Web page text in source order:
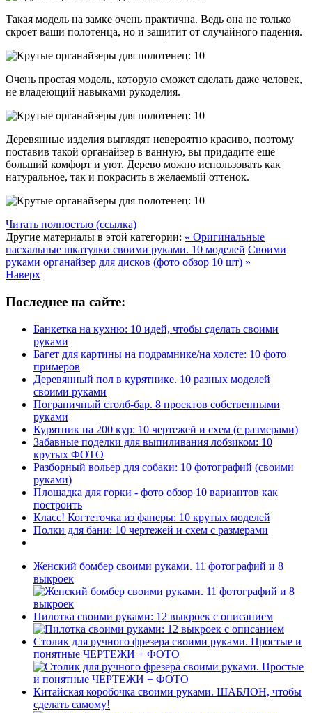
Такая модель на замке очень практична. Ведь она не только
скроет ваши полотенца, но и защитит от случайного падения.
Очень простая модель, которую сможет сделать даже человек,
не владеющий навыками рукоделия.
Деревянные изделия выглядят невероятно красиво, поэтому
поставив такой органайзер в ванную, вы придадите ещё
больший комфорт и уют. Дерево можно использовать как
натуральное, так и покрасить в желаемый оттенок.
Читать полностью (ссылка)
Другие материалы в этой категории: « Оригинальные
пасхальные шкатулки своими руками. 10 моделей Своими
руками органайзер для дисков (фото обзор 10 шт) »
Наверх
Последнее на сайте:
Банкетка на кухню: 10 идей, чтобы сделать своими
руками
Багет для картины на подрамнике/на холсте: 10 фото
примеров
Деревянный пол в курятнике. 10 разных моделей
своими руками
Пограничный столб-бар. 8 проектов собственными
руками
Курятник на 200 кур: 10 чертежей и схем (с размерами)
Забавные поделки для выпиливания лобзиком: 10
крутых ФОТО
Разборный вольер для собаки: 10 фотографий (своими
руками)
Площадка для горки - фото обзор 10 вариантов как
построить
Класс! Когтеточка из фанеры: 10 крутых моделей
Полки для бани: 10 чертежей и схем с размерами
Женский бомбер своими руками. 11 фотографий и 8
выкроек
Пилотка своими руками: 12 выкроек с описанием
Столик для ручного фрезера своими руками. Простые и
понятные ЧЕРТЕЖИ + ФОТО
Китайская коробочка своими руками. ШАБЛОН, чтобы
сделать самому!